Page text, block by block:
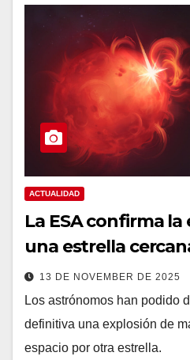
ACTUALIDAD
La ESA confirma
una estrella
13 DE NOVEMBER DE 2025
Los astrónomos han podido
definitiva una explosión de
espacio por otra estrella.